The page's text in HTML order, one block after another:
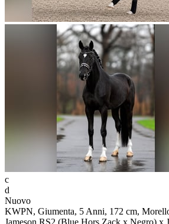
c
d
Nuovo
KWPN, Giumenta, 5 Anni, 172 cm,
Jameson RS2 (Blue Hors Zack x Negro) x